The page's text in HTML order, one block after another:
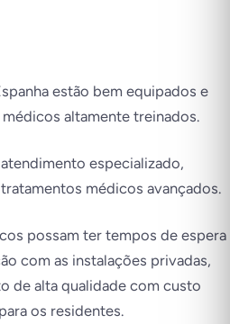
estão bem equipados e
altamente treinados.
especializado,
médicos avançados.
possam ter tempos de espera
com as instalações privadas,
de alta qualidade com custo
os residentes.